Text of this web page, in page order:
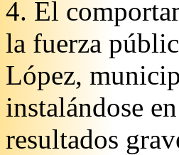
4. El
la fuerza
López,
instalándose
resultados